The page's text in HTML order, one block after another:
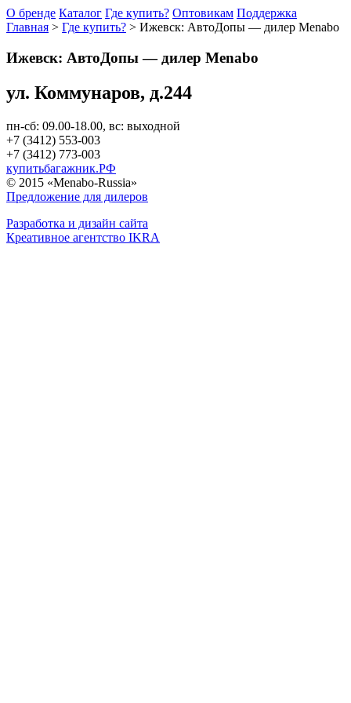
О бренде Каталог Где купить? Оптовикам Поддержка
Главная > Где купить? > Ижевск: АвтоДопы — дилер Menabo
Ижевск: АвтоДопы — дилер Menabo
ул. Коммунаров, д.244
пн-сб: 09.00-18.00, вс: выходной
+7 (3412) 553-003
+7 (3412) 773-003
купитьбагажник.РФ
© 2015 «Menabo-Russia»
Предложение для дилеров
Разработка и дизайн сайта
Креативное агентство IKRA